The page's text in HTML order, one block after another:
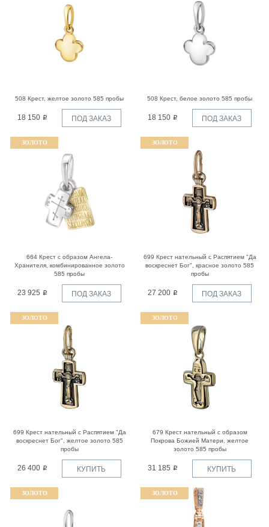
508 Крест, желтое золото 585 пробы
18 150 ПОД ЗАКАЗ
508 Крест, белое золото 585 пробы
18 150 ПОД ЗАКАЗ
ЗОЛОТО
664 Крест с образом Ангела-
Хранителя, комбинированное золото
585 пробы
23 925 ПОД ЗАКАЗ
ЗОЛОТО
699 Крест нательный с Распятием "Да
воскреснет Бог", красное золото 585
пробы
27 200 ПОД ЗАКАЗ
ЗОЛОТО
699 Крест нательный с Распятием "Да
воскреснет Бог", желтое золото 585
пробы
26 400 КУПИТЬ
ЗОЛОТО
679 Крест нательный с образом
Покрова Божией Матери, желтое
золото 585 пробы
31 185 КУПИТЬ
ЗОЛОТО ЗОЛОТО